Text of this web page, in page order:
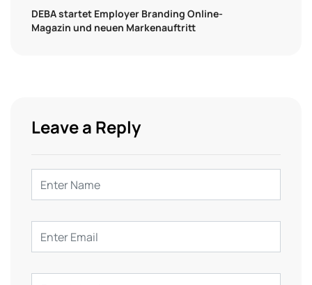
DEBA startet Employer Branding Online-
Magazin und neuen Markenauftritt
Leave a Reply